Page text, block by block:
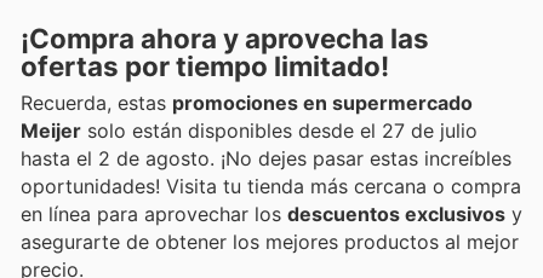
¡Compra ahora y aprovecha las
ofertas por tiempo limitado!
Recuerda, estas promociones en supermercado
Meijer solo están disponibles desde el 27 de julio
hasta el 2 de agosto. ¡No dejes pasar estas increíbles
oportunidades! Visita tu tienda más cercana o compra
en línea para aprovechar los descuentos exclusivos y
asegurarte de obtener los mejores productos al mejor
precio.